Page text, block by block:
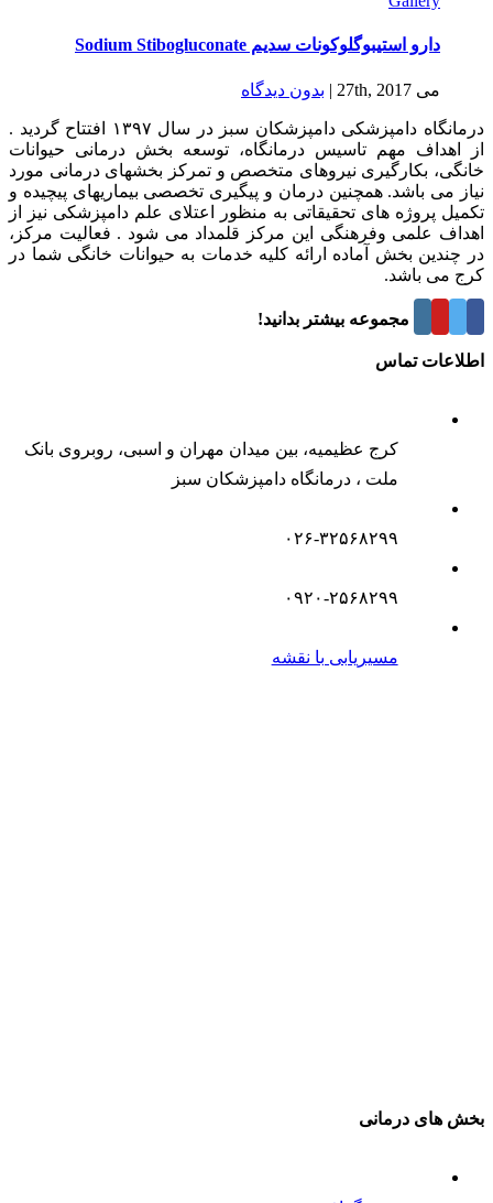
دارو استیبوگلوکونات سدیم Sodium Stibogluconate
می 27th, 2017 | بدون ديدگاه
درمانگاه دامپزشکی دامپزشکان سبز در سال ۱۳۹۷ افتتاح گردید .
از اهداف مهم تاسیس درمانگاه، توسعه بخش درمانی حیوانات
خانگی، بکارگیری نیروهای متخصص و تمرکز بخشهای درمانی مورد
نیاز می باشد. همچنین درمان و پیگیری تخصصی بیماریهای پیچیده و
تکمیل پروژه های تحقیقاتی به منظور اعتلای علم دامپزشکی نیز از
اهداف علمی وفرهنگی این مرکز قلمداد می شود . فعالیت مرکز،
در چندین بخش آماده ارائه کلیه خدمات به حیوانات خانگی شما در
کرج می باشد.
درباره این مجموعه بیشتر بدانید!
اطلاعات تماس
کرج عظیمیه، بین میدان مهران و اسبی، روبروی بانک
ملت ، درمانگاه دامپزشکان سبز
۰۲۶-۳۲۵۶۸۲۹۹
۰۹۲۰-۲۵۶۸۲۹۹
مسیریابی با نقشه
بخش های درمانی